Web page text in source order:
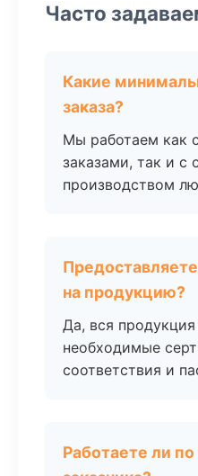
Часто
Какие
заказа?
Мы работаем как
заказами, так и с
производством
на продукцию?
Да, вся
необходимые
соответствия и
Работаете ли